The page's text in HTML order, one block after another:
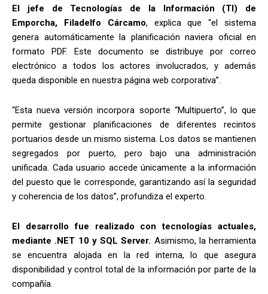
El jefe de Tecnologías de la Información (TI) de
Emporcha, Filadelfo Cárcamo, explica que “el sistema
genera automáticamente la planificación naviera oficial en
formato PDF. Este documento se distribuye por correo
electrónico a todos los actores involucrados, y además
queda disponible en nuestra página web corporativa”.
“Esta nueva versión incorpora soporte “Multipuerto”, lo que
permite gestionar planificaciones de diferentes recintos
portuarios desde un mismo sistema. Los datos se mantienen
segregados por puerto, pero bajo una administración
unificada. Cada usuario accede únicamente a la información
del puesto que le corresponde, garantizando así la seguridad
y coherencia de los datos”, profundiza el experto.
El desarrollo fue realizado con tecnologías actuales,
mediante .NET 10 y SQL Server. Asimismo, la herramienta
se encuentra alojada en la red interna, lo que asegura
disponibilidad y control total de la información por parte de la
compañía.